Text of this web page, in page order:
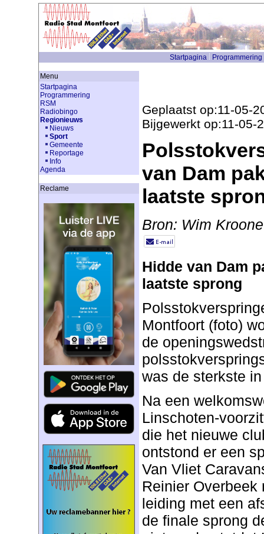
Startpagina Programmering
Menu
Startpagina
Programmering
RSM
Radiobingo
Regionieuws
Nieuws
Sport
Gemeente
Reportage
Info
Agenda
Reclame
Geplaatst op:11-05-
Bijgewerkt op:11-05-
van Dam
laatste
Bron: Wim Kroone
Hidde van Dam
laatste sprong
Montfoort (foto)
de
was de sterkste
Na een
Linschoten-
die het nieuwe
ontstond er een
Van Vliet
Reinier Overbeek
leiding met een
de finale sprong